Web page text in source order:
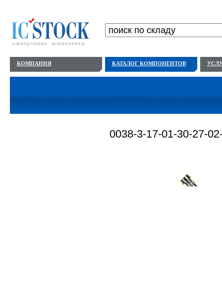
электронные компоненты
КОМПАНИЯ КАТАЛОГ КОМПОНЕНТОВ
0038-3-17-01-30-27-